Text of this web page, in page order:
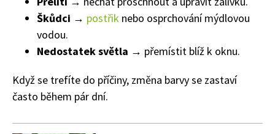
Škůdci → postřik nebo osprchování mýdlovou
vodou.
Nedostatek světla → přemístit blíž k oknu.
Když se trefíte do příčiny, změna barvy se zastaví
často během pár dní.